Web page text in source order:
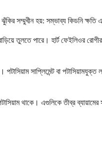
সম্মুখীন হয়: সম্ভাব্য কিডনি ক্ষতি
তুলতে পারে। হার্ট ফেইলিওর
সাপ্লিমেন্ট বা পটাসিয়ামযুক্ত
থাকে। এগুলিকে তীব্র